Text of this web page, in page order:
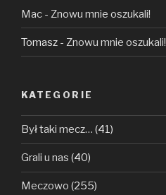
Mac - Znowu mnie oszukali!
Tomasz - Znowu mnie oszukali!
KATEGORIE
Był taki mecz… (41)
Grali u nas (40)
Meczowo (255)